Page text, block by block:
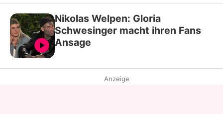
Nikolas Welpen: Gloria
Schwesinger macht ihren Fans
Ansage
Anzeige